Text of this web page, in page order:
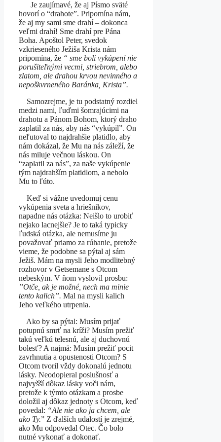
Je zaujímavé, že aj Písmo sväté
hovorí o “drahote”. Pripomína nám,
že aj my sami sme drahí – dokonca
veľmi drahí! Sme drahí pre Pána
Boha. Apoštol Peter, svedok
vzkrieseného Ježiša Krista nám
pripomína, že “ sme boli vykúpení nie
porušiteľnými vecmi, striebrom, alebo
zlatom, ale drahou krvou nevinného a
nepoškvrneného Baránka, Krista”.
Samozrejme, je tu podstatný rozdiel
medzi nami, ľuďmi šomrajúcimi na
drahotu a Pánom Bohom, ktorý draho
zaplatil za nás, aby nás “vykúpil”. On
neľutoval to najdrahšie platidlo, aby
nám dokázal, že Mu na nás záleží, že
nás miluje večnou láskou. On
“zaplatil za nás”, za naše vykúpenie
tým najdrahším platidlom, a nebolo
Mu to ľúto.
Keď si vážne uvedomuj cenu
vykúpenia sveta a hriešnikov,
napadne nás otázka: Neišlo to urobiť
nejako lacnejšie? Je to taká typicky
ľudská otázka, ale nemusíme ju
považovať priamo za rúhanie, pretože
vieme, že podobne sa pýtal aj sám
Ježiš. Mám na mysli Jeho modlitebný
rozhovor v Getsemane s Otcom
nebeským. V ňom vyslovil prosbu:
”Otče, ak je možné, nech ma minie
tento kalich”. Mal na mysli kalich
Jeho veľkého utrpenia.
Ako by sa pýtal: Musím prijať
potupnú smrť na kríži? Musím prežiť
takú veľkú telesnú, ale aj duchovnú
bolesť? A najmä: Musím prežiť pocit
zavrhnutia a opustenosti Otcom? S
Otcom tvoril vždy dokonalú jednotu
lásky. Neodopieral poslušnosť a
najvyšší dôkaz lásky voči nám,
pretože k týmto otázkam a prosbe
doložil aj dôkaz jednoty s Otcom, keď
povedal: “Ale nie ako ja chcem, ale
ako Ty.” Z ďalších udalostí je zrejmé,
ako Mu odpovedal Otec. Čo bolo
nutné vykonať a dokonať.